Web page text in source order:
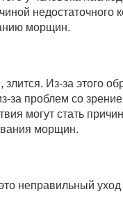
морщин.
злится. Из-за
за проблем со
могут стать
морщин.
неправильный уход